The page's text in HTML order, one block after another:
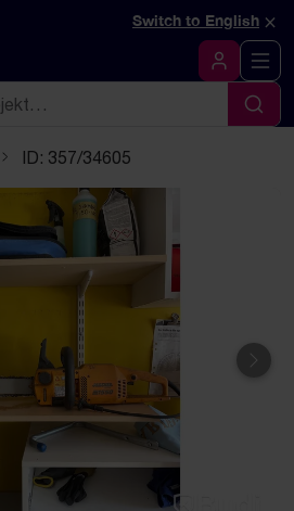
av denna sidaSwitch to English ×
Logga in
Sök
ID: 357/34605